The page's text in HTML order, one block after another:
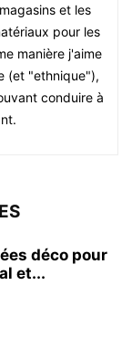
et les
pour les
manière j'aime
(et "ethnique"),
conduire à
déco pour
et...